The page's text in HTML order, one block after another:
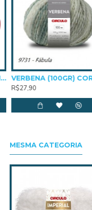
DIA COLORS 100G 70209
R$27,90
MESMA CATEGORIA